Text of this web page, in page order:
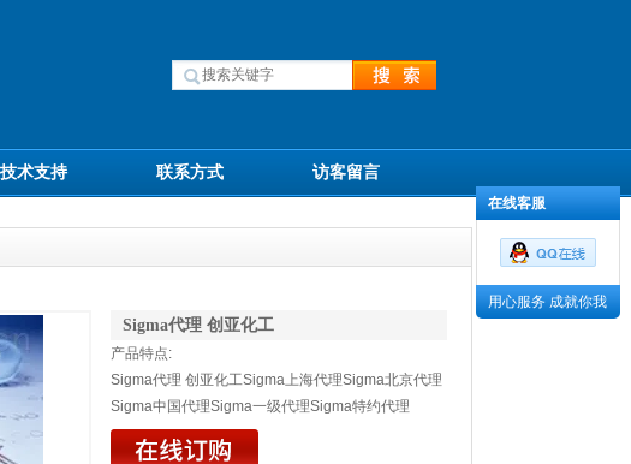
技术支持 联系方式 访客留言
Sigma代理 创亚化工
产品特点:
Sigma代理 创亚化工Sigma上海代理Sigma北京代理
Sigma中国代理Sigma一级代理Sigma特约代理
在线客服
用心服务 成就你我